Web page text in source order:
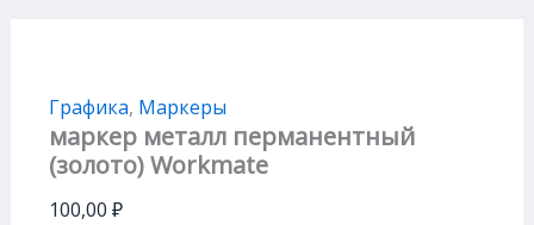
Графика, Маркеры
маркер металл перманентный
(золото) Workmate
100,00 ₽